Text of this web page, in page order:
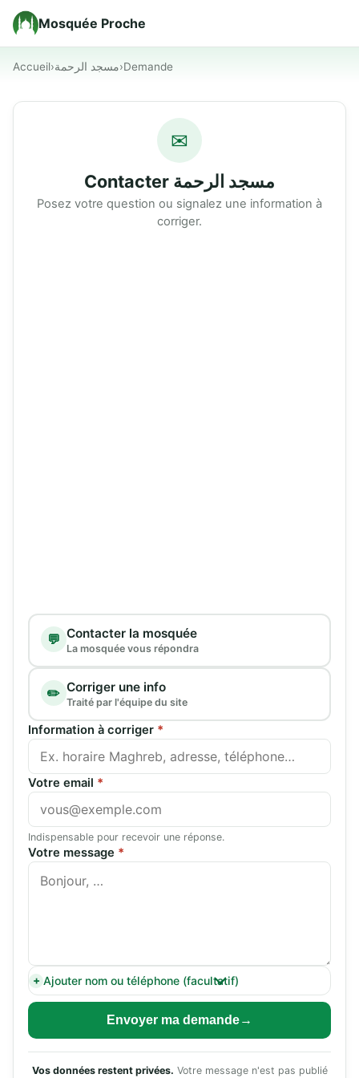
Mosquée Proche
Accueil›مسجد الرحمة›Demande
✉
Contacter مسجد الرحمة
Posez votre question ou signalez une information à
corriger.
Type de demande
💬 Contacter la mosquée
La mosquée vous répondra
✏️ Corriger une info
Traité par l'équipe du site
Information à corriger *
Votre email *
Indispensable pour recevoir une réponse.
Votre message *
Ajouter nom ou téléphone (facultatif)
Envoyer ma demande
Vos données restent privées. Votre message n'est pas publié